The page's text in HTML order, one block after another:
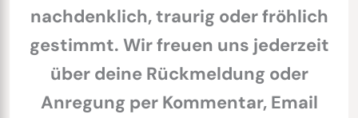
nachdenklich, traurig oder fröhlich
gestimmt. Wir freuen uns jederzeit
über deine Rückmeldung oder
Anregung per Kommentar, Email